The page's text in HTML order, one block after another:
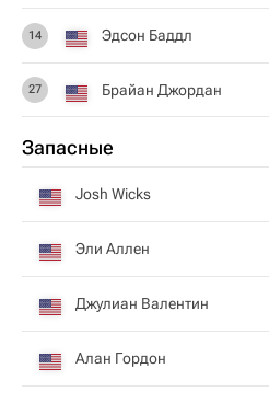
14 Эдсон Баддл
27 Брайан Джордан
Запасные
Josh Wicks
Эли Аллен
Джулиан Валентин
Алан Гордон